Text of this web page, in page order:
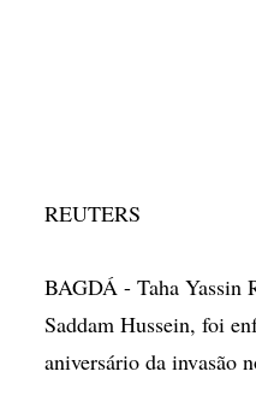
REUTERS
BAGDÁ - Taha Yassin
Saddam Hussein, foi
aniversário da invasão